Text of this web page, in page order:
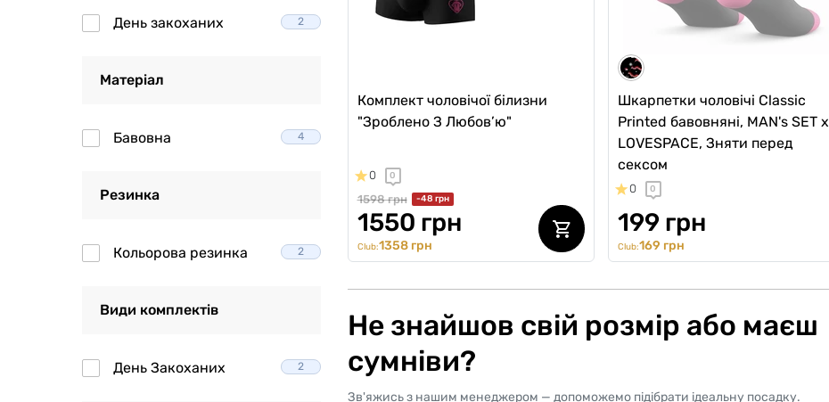
День закоханих 2
Матеріал
Бавовна 4
Резинка
Кольорова резинка 2
Види комплектів
День Закоханих 2
Комплект чоловічої білизни
"Зроблено З Любов’ю"
0 0
1598 грн -48 грн
1550 грн
Club:1358 грн
Шкарпетки чоловічі Classic
Printed бавовняні, MAN's SET x
LOVESPACE, Зняти перед
сексом
0 0
199 грн
Club:169 грн
Не знайшов свій розмір або маєш
сумніви?
Зв'яжись з нашим менеджером — допоможемо підібрати ідеальну посадку.